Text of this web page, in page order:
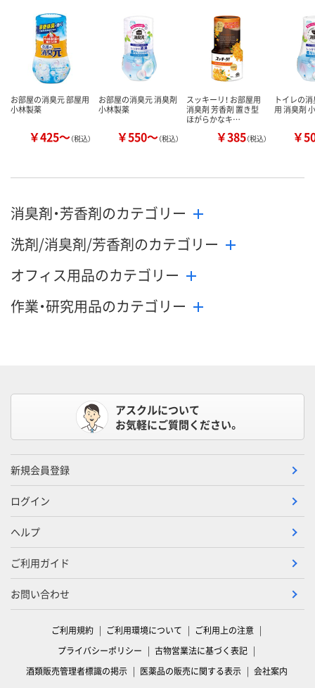
した
カゴへ
お部屋の消臭元 部屋用
小林製薬
￥425～（税込）
お部屋の消臭元 消臭剤
小林製薬
￥550～（税込）
スッキーリ！ お部屋用
消臭剤 芳香剤 置き型
ほがらかなキ…
￥385（税込）
トイレの
用 消臭剤
￥
消臭剤・芳香剤のカテゴリー
洗剤/消臭剤/芳香剤のカテゴリー
オフィス用品のカテゴリー
作業・研究用品のカテゴリー
アスクルについて
お気軽にご質問ください。
新規会員登録
ログイン
ヘルプ
ご利用ガイド
お問い合わせ
ご利用規約 ご利用環境について
ご利用上の注意
プライバシーポリシー
古物営業法に基づく表記
酒類販売管理者標識の掲示
医薬品の販売に関する表示 会社案内